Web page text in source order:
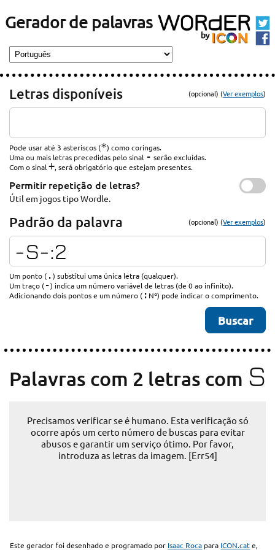
Gerador de palavras
Letras disponíveis (opcional) (Ver exemplos)
Pode usar até 3 asteriscos (*) como coringas.
Uma ou mais letras precedidas pelo sinal - serão excluídas.
Com o sinal+, será obrigatório que estejam presentes.
Permitir repetição de letras?
Útil em jogos tipo Wordle.
Padrão da palavra (opcional) (Ver exemplos)
Um ponto (.) substitui uma única letra (qualquer).
Um traço (-) indica um número variável de letras (de 0 ao infinito).
Adicionando dois pontos e um número (: Nº) pode indicar o comprimento.
Palavras com 2 letras com S
Precisamos verificar se é humano. Esta verificação só
ocorre após um certo número de buscas para evitar
abusos e garantir um serviço ótimo. Por favor,
introduza as letras da imagem. [Err54]
Este gerador foi desenhado e programado por Isaac Roca para ICON.cate,